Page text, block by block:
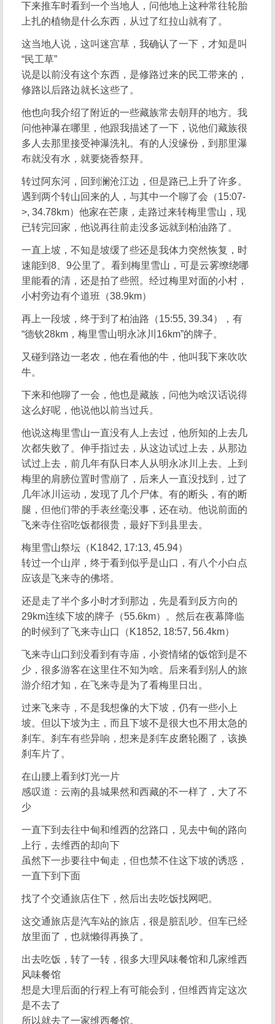
下来推车时看到一个当地人，问他地上这种常往轮胎
上扎的植物是什么东西，从过了红拉山就有了。
这当地人说，这叫迷宫草，我确认了一下，才知是叫
“民工草”
说是以前没有这个东西，是修路过来的民工带来的，
修路以后路边就长这些了。
他也向我介绍了附近的一些藏族常去朝拜的地方。我
问他神瀑在哪里，他跟我描述了一下，说他们藏族很
多人去那里接受神瀑洗礼。有的人没缘份，到那里瀑
布就没有水，就要烧香祭拜。
转过阿东河，回到澜沧江边，但是路已上升了许多。
遇到两个转山回来的人，与其中一个聊了会（15:07-
>, 34.78km）他家在芒康，走路过来转梅里雪山，现
已转完回家，他说再往前走没多远就到柏油路了。
一直上坡，不知是坡缓了些还是我体力突然恢复，时
速能到8、9公里了。看到梅里雪山，可是云雾缭绕哪
里能看的清，还是拍了些照。经过梅里对面的小村，
小村旁边有个道班（38.9km）
再上一段坡，终于到了柏油路（15:55, 39.34），有
“德钦28km，梅里雪山明永冰川16km”的牌子。
又碰到路边一老农，他在看他的牛，他叫我下来吹吹
牛。
下来和他聊了一会，他也是藏族，问他为啥汉话说得
这么好呢，他说他以前当过兵。
他说这梅里雪山一直没有人上去过，他所知的上去几
次都失败了。伸手指过去，从这边试过上去，从那边
试过上去，前几年有队日本人从明永冰川上去。上到
梅里的肩膀位置时雪崩了，后来人一直没找到，过了
几年冰川运动，发现了几个尸体。有的断头，有的断
腿，但他们带的手表丝毫没事，还在动。他说前面的
飞来寺住宿吃饭都很贵，最好下到县里去。
梅里雪山祭坛（K1842, 17:13, 45.94）
转过一个山岸，终于看到似乎是山口，有八个小白点
应该是飞来寺的佛塔。
还是走了半个多小时才到那边，先是看到反方向的
29km连续下坡的牌子（55.6km）。然后在夜幕降临
的时候到了飞来寺山口（K1852, 18:57, 56.4km）
飞来寺山口到没看到有寺庙，小资情绪的饭馆到是不
少，很多游客在这里住不知为啥。后来看到别人的旅
游介绍才知，在飞来寺是为了看梅里日出。
过来飞来寺，不是我想像的大下坡，仍有一些小上
坡。但以下坡为主，而且下坡不是很大也不用太急的
刹车。刹车有些异响，想来是刹车皮磨轮圈了，该换
刹车片了。
在山腰上看到灯光一片
感叹道：云南的县城果然和西藏的不一样了，大了不
少
一直下到去往中甸和维西的岔路口，见去中甸的路向
上行，去维西的却向下
虽然下一步要往中甸走，但也禁不住这下坡的诱惑，
一直下到下面
找了个交通旅店住下，然后出去吃饭找网吧。
这交通旅店是汽车站的旅店，很是脏乱吵。但车已经
放里面了，也就懒得再换了。
出去吃饭，转了一转，很多大理风味餐馆和几家维西
风味餐馆
想是大理后面的行程上有可能会到，但维西肯定这次
是不去了
所以就去了一家维西餐馆。